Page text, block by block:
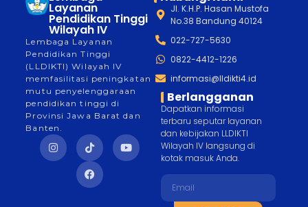
Layanan
Pendidikan Tinggi
Wilayah IV
Lembaga Layanan
Pendidikan Tinggi
(LLDIKTI) Wilayah IV
memfasilitasi peningkatan
mutu penyelenggaraan
pendidikan tinggi di
Provinsi Jawa Barat dan
Banten.
Jl. K.H.P. Hasan Mustofa
No.38 Bandung 40124
022-727-5630
0822-4412-1226
informasi@lldikti4.id
Berlangganan
Dapatkan informasi
terbaru seputar layanan
dan kebijakan LLDIKTI
Wilayah IV langsung di
kotak masuk Anda.